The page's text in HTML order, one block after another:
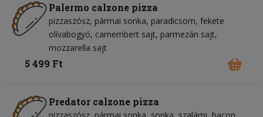
Palermo calzone pizza
pizzaszósz pármai sonka paradicsom fekete
olívabogyó camembert sajt parmezán sajt
mozzarella sajt
5 499 Ft
Predator calzone pizza